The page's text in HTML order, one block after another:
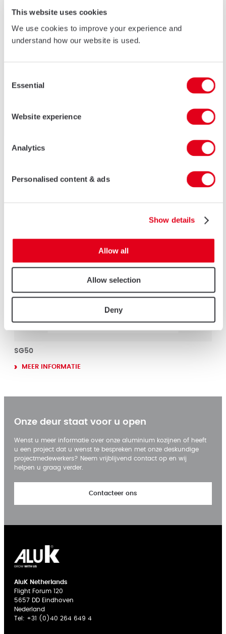
This website uses cookies
We use cookies to improve your experience and
understand how our website is used.
Selection
Essential
Website experience
Analytics
Personalised content & ads
Show details
Allow all
Allow selection
Deny
Design kenmerken
Een compleet gamma van profi elen om aan elke statische eis
Verschillende afwerkingen mogelijk in een breed gamma aan
Vliesgevelsystemen
SG50
MEER INFORMATIE
Onze deur staat voor u open
Wenst u meer informatie over onze aluminium kozijnen of heeft
u een project dat u wenst te bespreken met onze deskundige
projectmedewerkers? Neem vrijblijvend contact op en wij
helpen u graag verder.
Contacteer ons
AluK Netherlands
Flight Forum 120
5657 DD Eindhoven
Nederland
Tel: +31 (0)40 264 649 4